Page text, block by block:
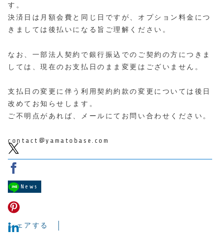
す。
決済日は月額会費と同じ日ですが、オプション料金につ
きましては後払いになる旨ご理解ください。
なお、一部法人契約で銀行振込でのご契約の方につきま
しては、現在のお支払日のまま変更はございません。
支払日の変更に伴う利用契約約款の変更については後日
改めてお知らせします。
ご不明点があれば、メールにてお問い合わせください。
contact@yamatobase.com
News
シェアする